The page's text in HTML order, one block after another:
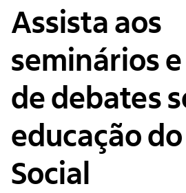
Editais
Contato
Assista aos
seminários
de debates
educação
Social